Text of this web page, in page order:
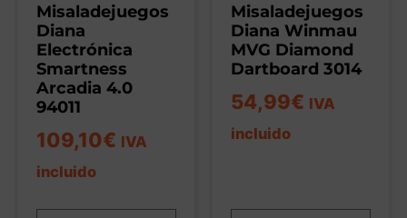
Misaladejuegos
Diana
Electrónica
Smartness
Arcadia 4.0
94011
109,10€ IVA
incluido
Misaladejuegos
Diana Winmau
MVG Diamond
Dartboard 3014
54,99€ IVA
incluido